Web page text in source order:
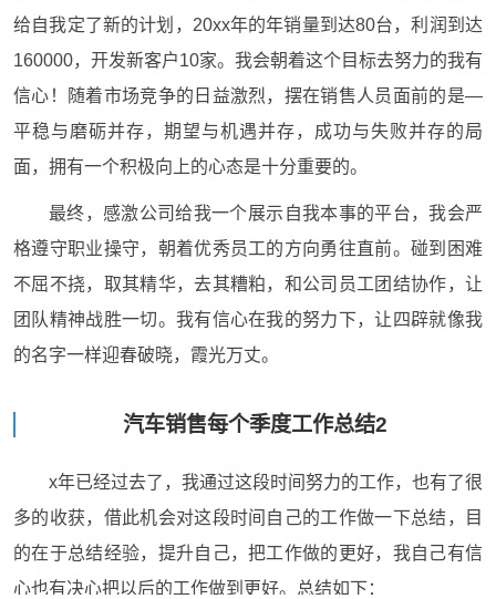
给自我定了新的计划，20xx年的年销量到达80台，利润到达
160000，开发新客户10家。我会朝着这个目标去努力的我有
信心！随着市场竞争的日益激烈，摆在销售人员面前的是—
平稳与磨砺并存，期望与机遇并存，成功与失败并存的局
面，拥有一个积极向上的心态是十分重要的。
最终，感激公司给我一个展示自我本事的平台，我会严
格遵守职业操守，朝着优秀员工的方向勇往直前。碰到困难
不屈不挠，取其精华，去其糟粕，和公司员工团结协作，让
团队精神战胜一切。我有信心在我的努力下，让四辟就像我
的名字一样迎春破晓，霞光万丈。
汽车销售每个季度工作总结2
x年已经过去了，我通过这段时间努力的工作，也有了很
多的收获，借此机会对这段时间自己的工作做一下总结，目
的在于总结经验，提升自己，把工作做的更好，我自己有信
心也有决心把以后的工作做到更好。总结如下：